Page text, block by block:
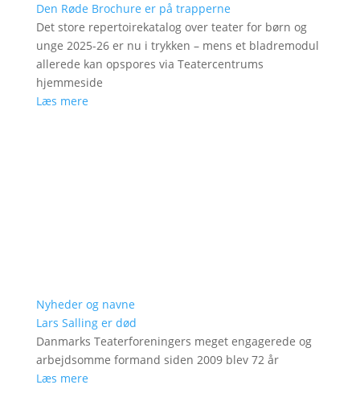
Den Røde Brochure er på trapperne
Det store repertoirekatalog over teater for børn og
unge 2025-26 er nu i trykken – mens et bladremodul
allerede kan opspores via Teatercentrums
hjemmeside
Læs mere
Nyheder og navne
Lars Salling er død
Danmarks Teaterforeningers meget engagerede og
arbejdsomme formand siden 2009 blev 72 år
Læs mere